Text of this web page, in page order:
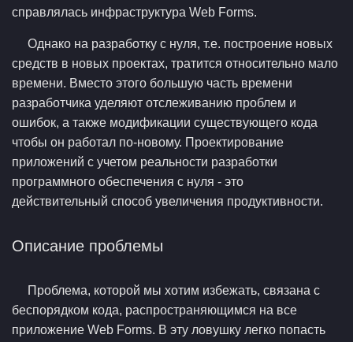
справлялась инфраструктура Web Forms.
Однако на разработку с нуля, т.е. построение новых
средств в новых проектах, тратится относительно мало
времени. Вместо этого большую часть времени
разработчика уделяют отслеживанию проблем и
ошибок, а также модификации существующего кода
чтобы он работал по-новому. Проектирование
приложений с учетом реальности разработки
программного обеспечения с нуля - это
действительный способ увеличения продуктивности.
Описание проблемы
Проблема, которой мы хотим избежать, связана с
беспорядком кода, распространяющимся на все
приложение Web Forms. В эту ловушку легко попасть